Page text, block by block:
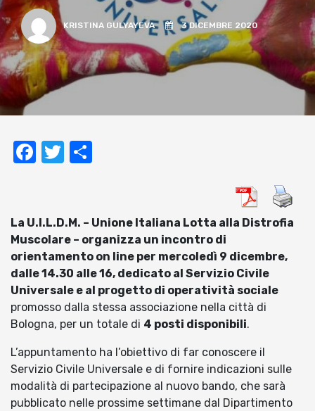
KRISTINA GULYAYEVA 3 DICEMBRE 2020
Facebook
Twitter
La U.I.L.D.M. – Unione Italiana Lotta alla Distrofia
Muscolare – organizza un incontro di
orientamento on line per mercoledì 9 dicembre,
dalle 14.30 alle 16, dedicato al Servizio Civile
Universale e al progetto di operatività sociale
promosso dalla stessa associazione nella città di
Bologna, per un totale di 4 posti disponibili.
L’appuntamento ha l’obiettivo di far conoscere il
Servizio Civile Universale e di fornire indicazioni sulle
modalità di partecipazione al nuovo bando, che sarà
pubblicato nelle prossime settimane dal Dipartimento